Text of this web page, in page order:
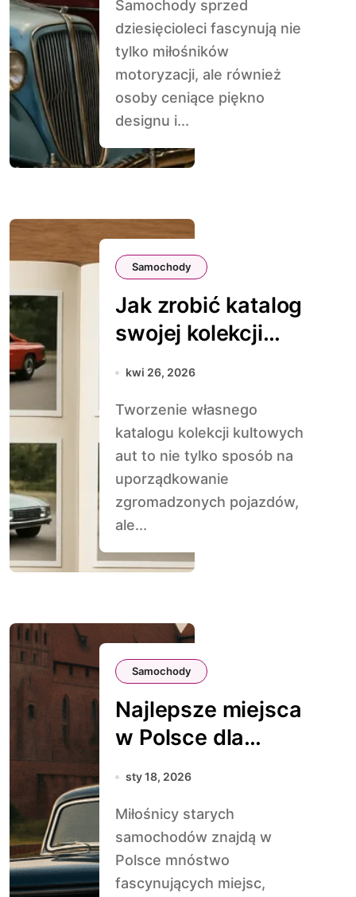
Samochody sprzed
dziesięcioleci fascynują nie
tylko miłośników
motoryzacji, ale również
osoby ceniące piękno
designu i...
Samochody
Jak zrobić katalog
swojej kolekcji
klasyków
kwi 26, 2026
Tworzenie własnego
katalogu kolekcji kultowych
aut to nie tylko sposób na
uporządkowanie
zgromadzonych pojazdów,
ale...
Samochody
Najlepsze miejsca
w Polsce dla
miłośników
sty 18, 2026
Miłośnicy starych
samochodów znajdą w
Polsce mnóstwo
fascynujących miejsc,